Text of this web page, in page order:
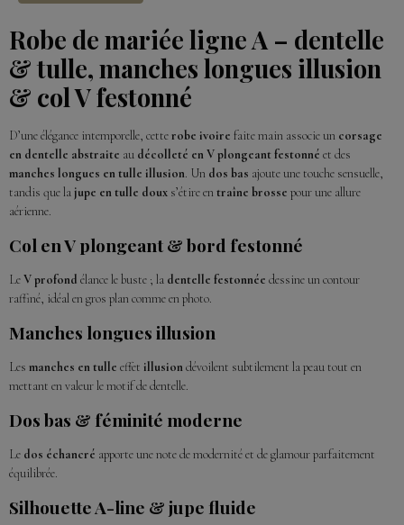
Robe de mariée ligne A – dentelle
& tulle, manches longues illusion
& col V festonné
D’une élégance intemporelle, cetterobe ivoire faite main associe un corsage
en dentelle abstraite au décolleté en V plongeant festonné et des
manches longues en tulle illusion. Un dos bas ajoute une touche sensuelle,
tandis que lajupe en tulle doux s’étire en traîne brosse pour une allure
aérienne.
Col en V plongeant & bord festonné
LeV profond élance le buste ; la dentelle festonnée dessine un contour
raffiné, idéal en gros plan comme en photo.
Manches longues illusion
Les manches en tulle effet illusiondévoilent subtilement la peau tout en
mettant en valeur le motif de dentelle.
Dos bas & féminité moderne
Le dos échancré apporte une note de modernité et de glamour parfaitement
équilibrée.
Silhouette A-line & jupe fluide